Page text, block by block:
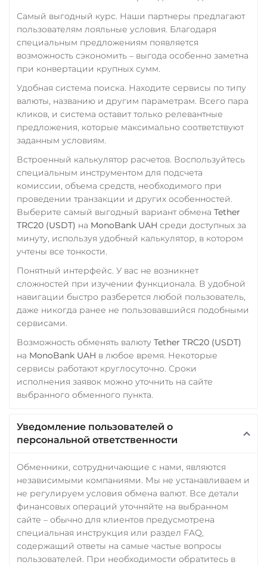
Самый выгодный курс. Наши партнеры предлагают
пользователям лояльные условия. Благодаря
специальным предложениям появляется
возможность сэкономить – выгода особенно заметна
при конвертации крупных сумм.
Удобная система поиска. Находите сервисы по типу
валюты, названию и другим параметрам. Всего пара
кликов, и система оставит только релевантные
предложения, которые максимально соответствуют
заданным условиям.
Встроенный калькулятор расчетов. Воспользуйтесь
специальным инструментом для подсчета
комиссии, объема средств, необходимого при
проведении транзакции и других особенностей.
Выберите самый выгодный вариант обмена Tether
TRC20 (USDT) на MonoBank UAH среди доступных за
минуту, используя удобный калькулятор, в котором
учтены все тонкости.
Понятный интерфейс. У вас не возникнет
сложностей при изучении функционала. В удобной
навигации быстро разберется любой пользователь,
даже никогда ранее не пользовавшийся подобными
сервисами.
Возможность обменять валюту Tether TRC20 (USDT)
на MonoBank UAH в любое время. Некоторые
сервисы работают круглосуточно. Сроки
исполнения заявок можно уточнить на сайте
выбранного обменного пункта.
Уведомление пользователей о
персональной ответственности
Обменники, сотрудничающие с нами, являются
независимыми компаниями. Мы не устанавливаем и
не регулируем условия обмена валют. Все детали
финансовых операций уточняйте на выбранном
сайте – обычно для клиентов предусмотрена
специальная инструкция или раздел FAQ,
содержащий ответы на самые частые вопросы
пользователей. При необходимости обратитесь в